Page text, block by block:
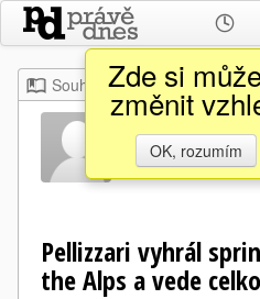
Zde si
změnit
OK, rozumím
Souhrn Moje Z
Val
Pellizzari vyhrál
the Alps a vede